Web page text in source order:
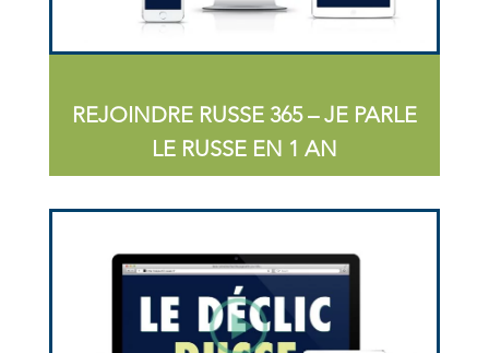
REJOINDRE RUSSE 365 – JE PARLE
LE RUSSE EN 1 AN